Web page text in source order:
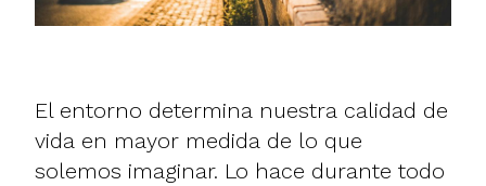
El entorno determina nuestra calidad de
vida en mayor medida de lo que
solemos imaginar. Lo hace durante todo